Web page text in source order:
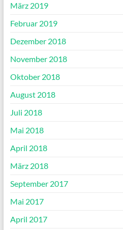
März 2019
Februar 2019
Dezember 2018
November 2018
Oktober 2018
August 2018
Juli 2018
Mai 2018
April 2018
März 2018
September 2017
Mai 2017
April 2017